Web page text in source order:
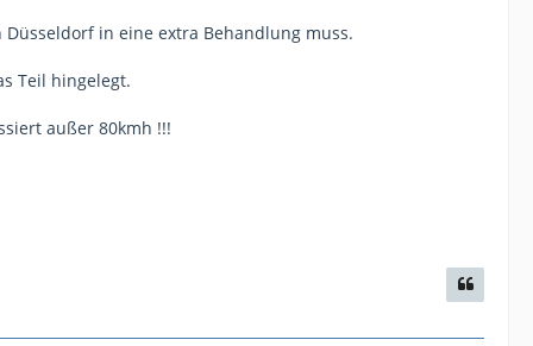
in eine extra Behandlung muss.
Teil hingelegt.
außer 80kmh !!!